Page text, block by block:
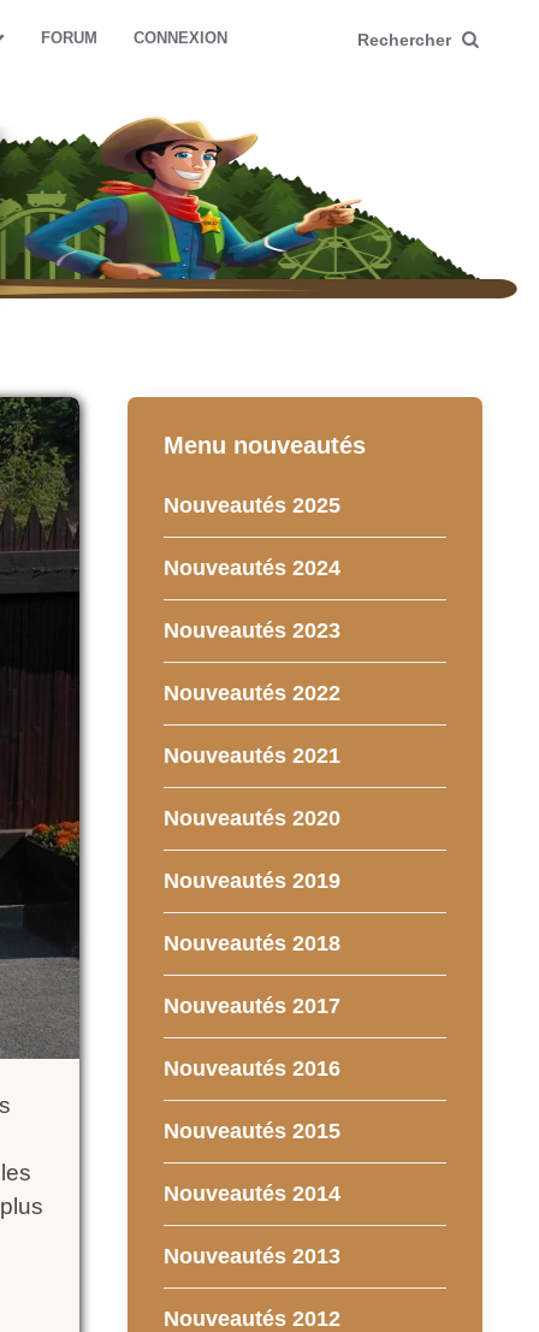
FORUM CONNEXION Rechercher
Menu nouveautés
Nouveautés 2025
Nouveautés 2024
Nouveautés 2023
Nouveautés 2022
Nouveautés 2021
Nouveautés 2020
Nouveautés 2019
Nouveautés 2018
Nouveautés 2017
Nouveautés 2016
Nouveautés 2015
Nouveautés 2014
Nouveautés 2013
Nouveautés 2012